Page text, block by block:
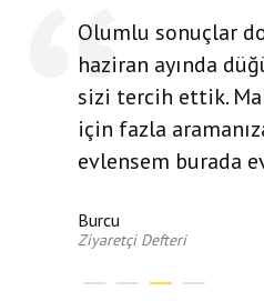
Olumlu sonuçlar
haziran ayında
sizi tercih ettik.
için fazla
evlensem burada
Burcu
Ziyaretçi Defteri